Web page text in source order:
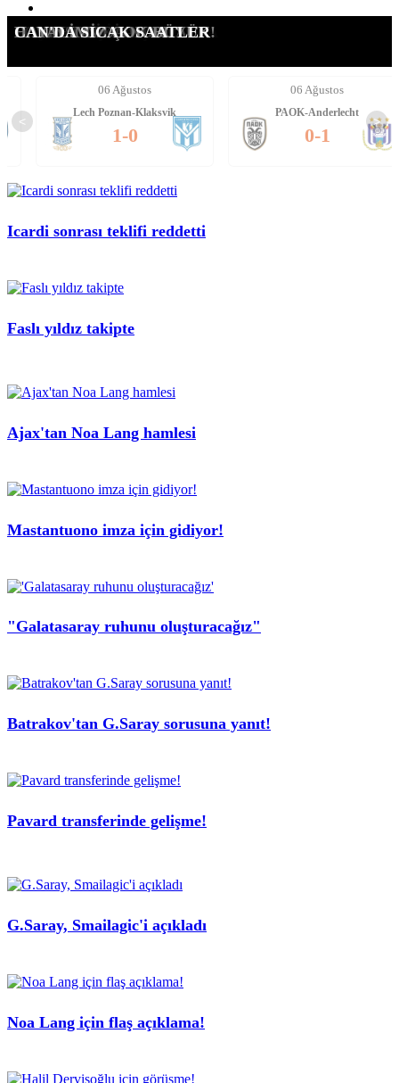
ICARDI'YE YENİ TALİP
SUÇ DUYURUSU YAPTIK!
G.SARAY İÇİN AÇIKLAMA
LEAO ALEV ALEV!!!!
FORVETE İKİ ADAY!
DAVINSON'DA NOKTA!
HAYALİMİZ ÇOK BÜYÜK!
CAN'DA SICAK SAATLER
<
06 Ağustos
Lech Poznan-Klaksvik
1-0
06 Ağustos
PAOK-Anderlecht
0-1
>
Icardi sonrası teklifi reddetti
Faslı yıldız takipte
Ajax'tan Noa Lang hamlesi
Mastantuono imza için gidiyor!
"Galatasaray ruhunu oluşturacağız"
Batrakov'tan G.Saray sorusuna yanıt!
Pavard transferinde gelişme!
G.Saray, Smailagic'i açıkladı
Noa Lang için flaş açıklama!